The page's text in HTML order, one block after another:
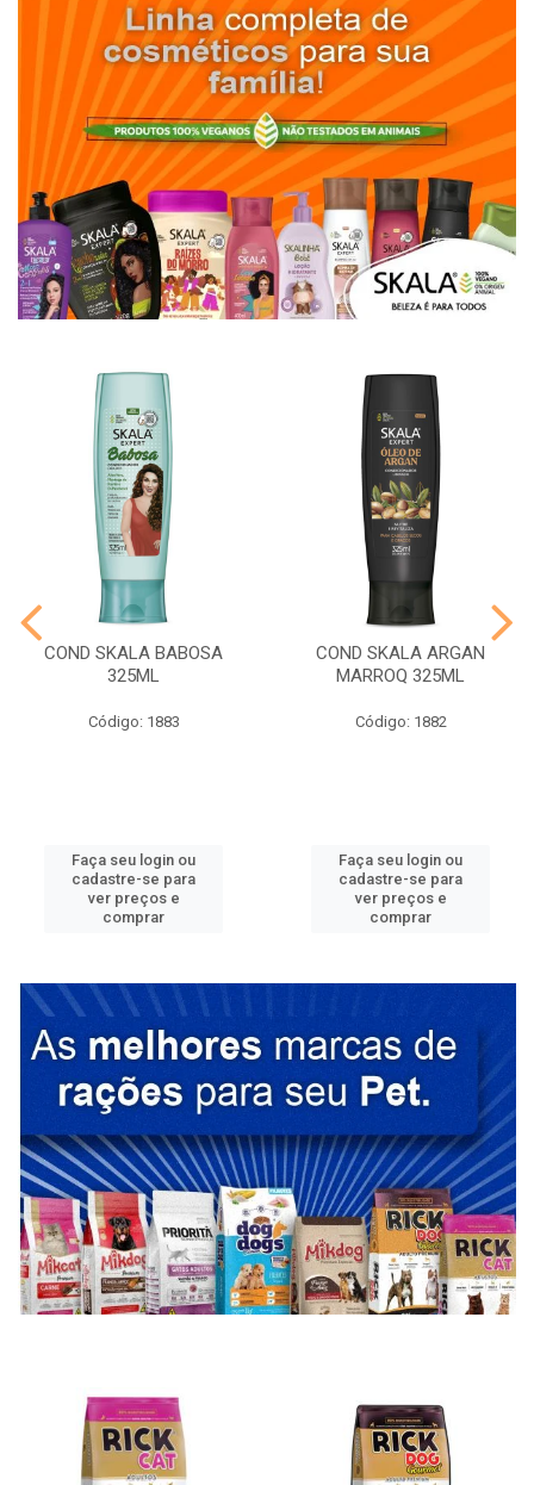
COND SKALA BABOSA
325ML
Código: 1883
Faça seu login ou
cadastre-se para
ver preços e
comprar
COND SKALA ARGAN
MARROQ 325ML
Código: 1882
Faça seu login ou
cadastre-se para
ver preços e
comprar